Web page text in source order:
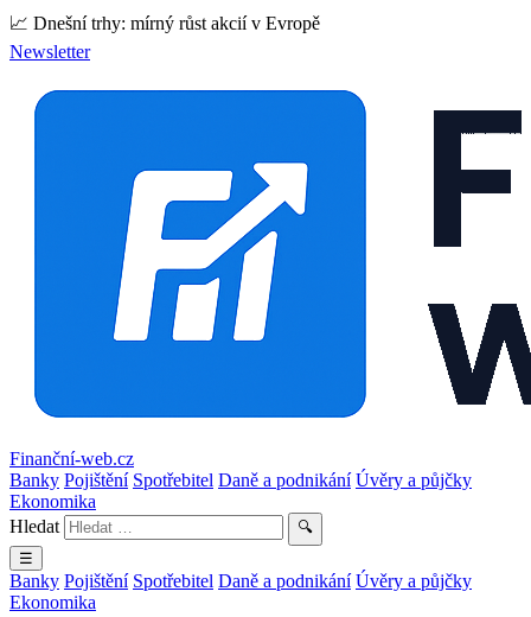
📈 Dnešní trhy: mírný růst akcií v Evropě
Newsletter
Finanční-web.cz
Banky Pojištění Spotřebitel Daně a podnikání Úvěry a půjčky
Ekonomika
Hledat
🔍
☰
Banky Pojištění Spotřebitel Daně a podnikání Úvěry a půjčky
Ekonomika